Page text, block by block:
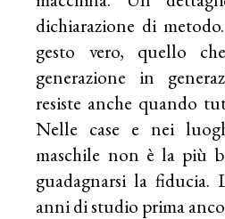
dichiarazione di
gesto vero, quello
generazione in
resiste anche quando
Nelle case e nei
maschile non è la più
guadagnarsi la fiducia.
anni di studio prima